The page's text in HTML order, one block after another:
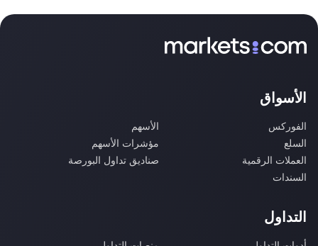
الأسواق
الفوركس
الأسهم
السلع
مؤشرات الأسهم
العملات الرقمية
صناديق تداول البورصة
السندات
التداول